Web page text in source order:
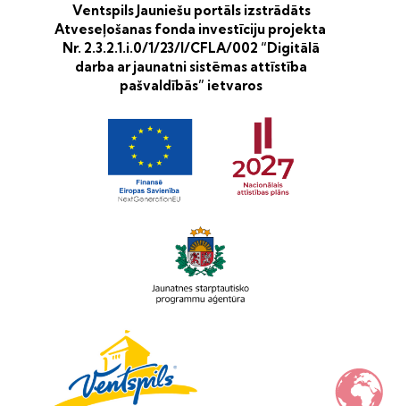
Ventspils Jauniešu portāls izstrādāts
Atveseļošanas fonda investīciju projekta
Nr. 2.3.2.1.i.0/1/23/I/CFLA/002 “Digitālā
darba ar jaunatni sistēmas attīstība
pašvaldībās” ietvaros